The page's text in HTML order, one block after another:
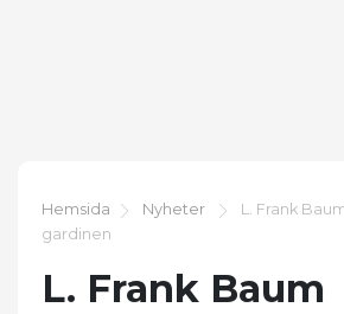
Hemsida Nyheter
L. Frank
gardinen
L. Frank Baum